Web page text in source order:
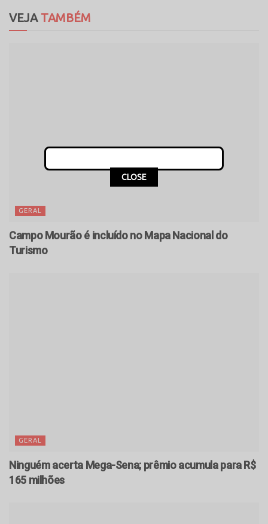
VEJATAMBÉM
GERAL
Campo Mourão é incluído no Mapa Nacional do
Turismo
GERAL
Ninguém acerta Mega-Sena; prêmio acumula para R$
165 milhões
CLOSE